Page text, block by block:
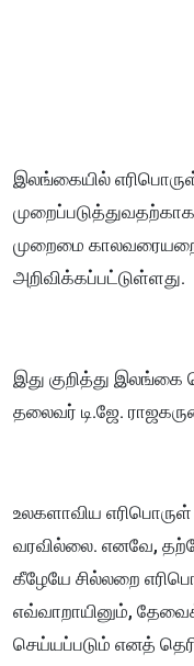
இலங்கையில்
முறைப்படுத்துவதற்காக
முறைமை
அறிவிக்கப்பட்டுள்ளது.
இது குறித்து
தலைவர் டி.ஜே.
உலகளாவிய எரிபொருள்
வரவில்லை. எனவே,
கீழேயே சில்லறை
எவ்வாறாயினும்,
செய்யப்படும் எனத்